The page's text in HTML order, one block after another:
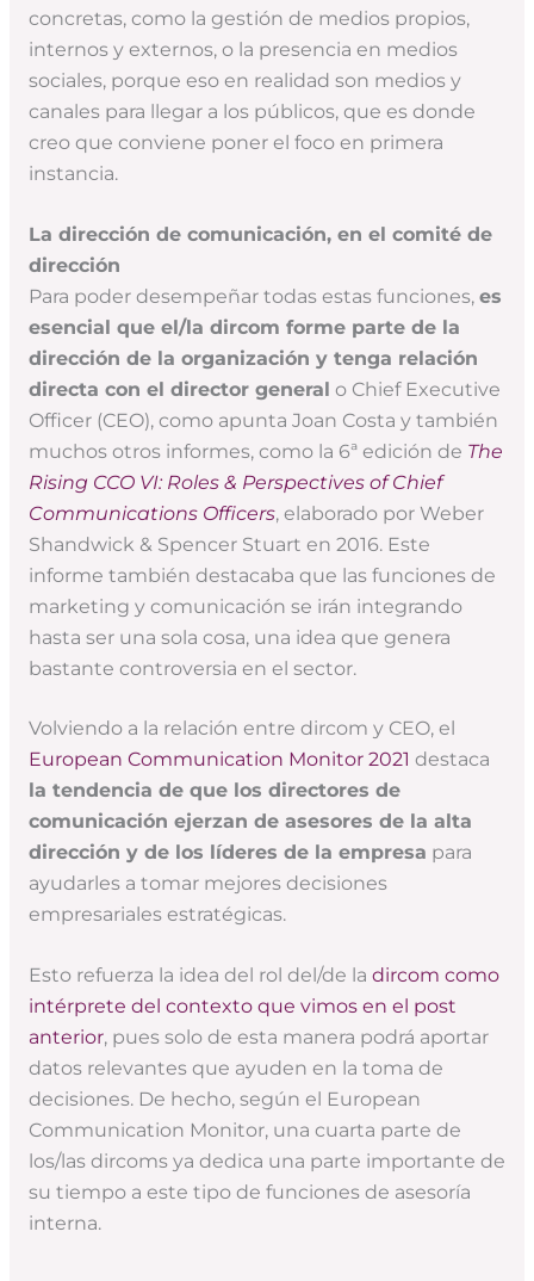
concretas, como la gestión de medios propios,
internos y externos, o la presencia en medios
sociales, porque eso en realidad son medios y
canales para llegar a los públicos, que es donde
creo que conviene poner el foco en primera
instancia.
La dirección de comunicación, en el comité de
dirección
Para poder desempeñar todas estas funciones, es
esencial que el/la dircom forme parte de la
dirección de la organización y tenga relación
directa con el director general o Chief Executive
Officer (CEO), como apunta Joan Costa y también
muchos otros informes, como la 6ª edición de The
Rising CCO VI: Roles & Perspectives of Chief
Communications Officers, elaborado por Weber
Shandwick & Spencer Stuart en 2016. Este
informe también destacaba que las funciones de
marketing y comunicación se irán integrando
hasta ser una sola cosa, una idea que genera
bastante controversia en el sector.
Volviendo a la relación entre dircom y CEO, el
European Communication Monitor 2021 destaca
la tendencia de que los directores de
comunicación ejerzan de asesores de la alta
dirección y de los líderes de la empresa para
ayudarles a tomar mejores decisiones
empresariales estratégicas.
Esto refuerza la idea del rol del/de la dircom como
intérprete del contexto que vimos en el post
anterior, pues solo de esta manera podrá aportar
datos relevantes que ayuden en la toma de
decisiones. De hecho, según el European
Communication Monitor, una cuarta parte de
los/las dircoms ya dedica una parte importante de
su tiempo a este tipo de funciones de asesoría
interna.